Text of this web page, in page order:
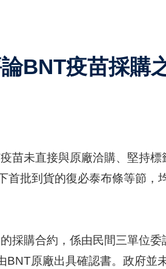
BNT疫苗採購
苗未直接與原廠洽購、堅持
批到貨的復必泰布條等節，
採購合約，係由民間三單位
BNT原廠出具確認書。政府並